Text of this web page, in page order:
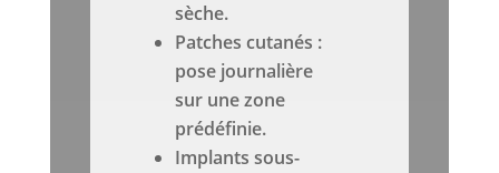
sèche.
Patches cutanés :
pose journalière
sur une zone
prédéfinie.
Implants sous-